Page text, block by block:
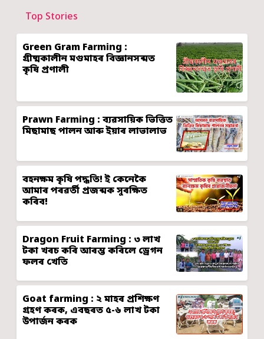
Top Stories
Green Gram Farming :
গ্ৰীষ্মকালীন মগুমাহৰ বিজ্ঞানসন্মত
কৃষি প্ৰণালী
Prawn Farming : ব্যৱসায়িক ভিত্তিত
মিছামাছ পালন আৰু ইয়াৰ লাভালাভ
বহনক্ষম কৃষি পদ্ধতি! ই কেনেকৈ
আমাৰ পৰৱৰ্তী প্ৰজন্মক সুৰক্ষিত
কৰিব!
Dragon Fruit Farming : ৩ লাখ
টকা খৰচ কৰি আৰম্ভ কৰিলে ড্ৰেগন
ফলৰ খেতি
Goat farming : ২ মাহৰ প্ৰশিক্ষণ
গ্ৰহণ কৰক, এবছৰত ৫-৬ লাখ টকা
উপাৰ্জন কৰক